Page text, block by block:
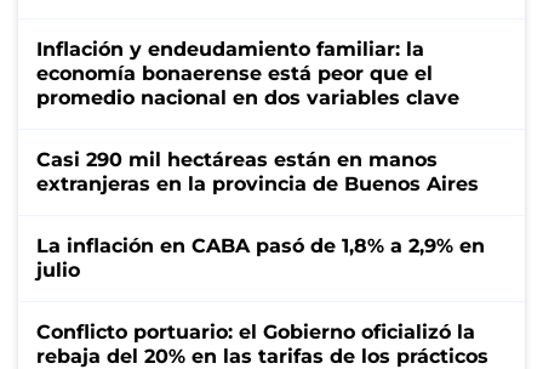
Inflación y endeudamiento familiar: la
economía bonaerense está peor que el
promedio nacional en dos variables clave
Casi 290 mil hectáreas están en manos
extranjeras en la provincia de Buenos Aires
La inflación en CABA pasó de 1,8% a 2,9% en
julio
Conflicto portuario: el Gobierno oficializó la
rebaja del 20% en las tarifas de los prácticos